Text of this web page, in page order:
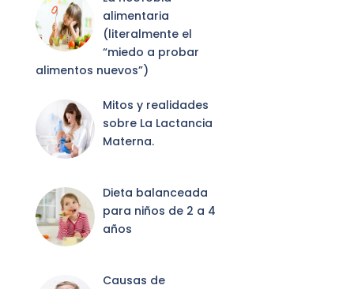
alimentaria
(literalmente el
“miedo a probar
alimentos nuevos”)
Mitos y realidades
sobre La Lactancia
Materna.
Dieta balanceada
para niños de 2 a 4
años
Causas de